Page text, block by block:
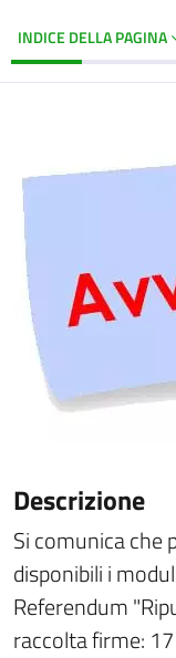
INDICE DELLA PAGINA
Descrizione
Si comunica che
disponibili i
Referendum
raccolta firme: